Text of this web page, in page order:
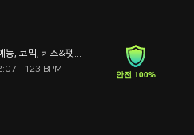
능,코믹, 키즈&펫방
123 BPM 안전 100%